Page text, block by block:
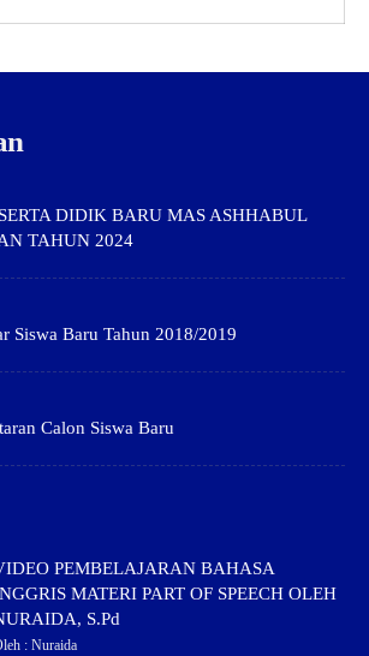
DIDIK BARU MAS ASHHABUL
TAHUN 2024
Siswa Baru Tahun 2018/2019
Calon Siswa Baru
PEMBELAJARAN BAHASA
MATERI PART OF SPEECH OLEH
S.Pd
: Nuraida